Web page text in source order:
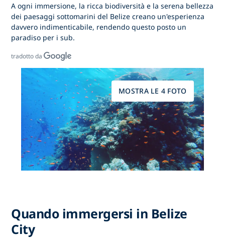
A ogni immersione, la ricca biodiversità e la serena bellezza
dei paesaggi sottomarini del Belize creano un'esperienza
davvero indimenticabile, rendendo questo posto un
paradiso per i sub.
tradotto da
MOSTRA LE 4 FOTO
Quando immergersi in Belize
City